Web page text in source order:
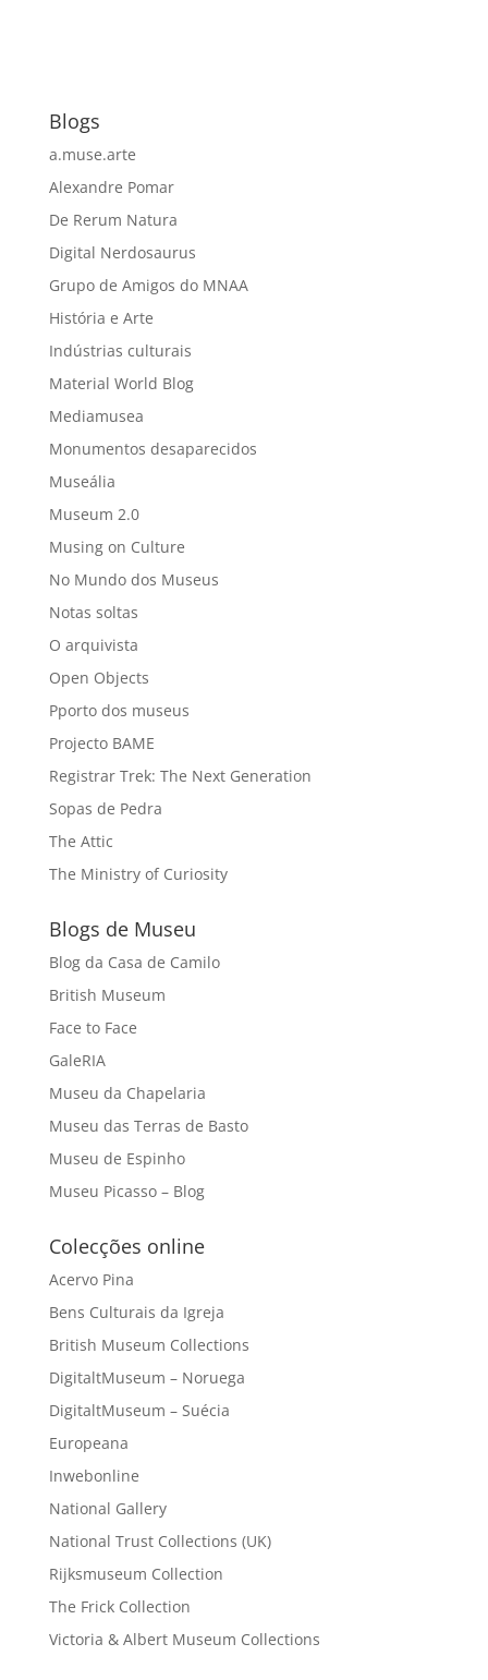
Blogs
a.muse.arte
Alexandre Pomar
De Rerum Natura
Digital Nerdosaurus
Grupo de Amigos do MNAA
História e Arte
Indústrias culturais
Material World Blog
Mediamusea
Monumentos desaparecidos
Museália
Museum 2.0
Musing on Culture
No Mundo dos Museus
Notas soltas
O arquivista
Open Objects
Pporto dos museus
Projecto BAME
Registrar Trek: The Next Generation
Sopas de Pedra
The Attic
The Ministry of Curiosity
Blogs de Museu
Blog da Casa de Camilo
British Museum
Face to Face
GaleRIA
Museu da Chapelaria
Museu das Terras de Basto
Museu de Espinho
Museu Picasso – Blog
Colecções online
Acervo Pina
Bens Culturais da Igreja
British Museum Collections
DigitaltMuseum – Noruega
DigitaltMuseum – Suécia
Europeana
Inwebonline
National Gallery
National Trust Collections (UK)
Rijksmuseum Collection
The Frick Collection
Victoria & Albert Museum Collections